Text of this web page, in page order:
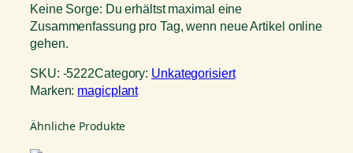
Keine Sorge: Du erhältst maximal eine
Zusammenfassung pro Tag, wenn neue Artikel online
gehen.
SKU: -5222Category: Unkategorisiert
Marken: magicplant
Ähnliche Produkte